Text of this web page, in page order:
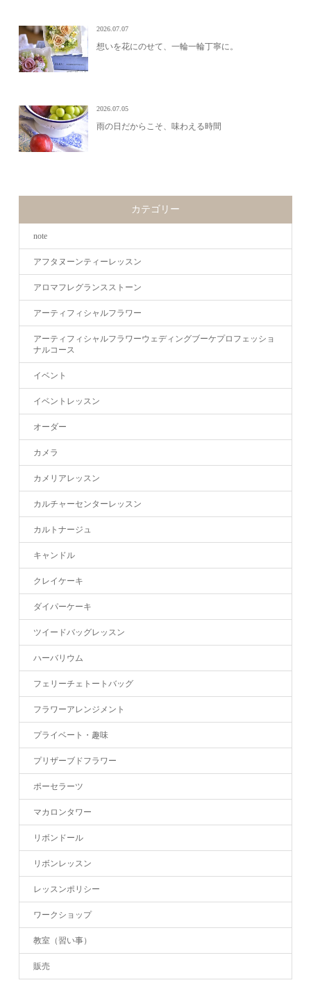
2026.07.07
想いを花にのせて、一輪一輪丁寧に。
2026.07.05
雨の日だからこそ、味わえる時間
カテゴリー
note
アフタヌーンティーレッスン
アロマフレグランスストーン
アーティフィシャルフラワー
アーティフィシャルフラワーウェディングブーケプロフェッショ
ナルコース
イベント
イベントレッスン
オーダー
カメラ
カメリアレッスン
カルチャーセンターレッスン
カルトナージュ
キャンドル
クレイケーキ
ダイパーケーキ
ツイードバッグレッスン
ハーバリウム
フェリーチェトートバッグ
フラワーアレンジメント
プライベート・趣味
プリザーブドフラワー
ポーセラーツ
マカロンタワー
リボンドール
リボンレッスン
レッスンポリシー
ワークショップ
教室（習い事）
販売